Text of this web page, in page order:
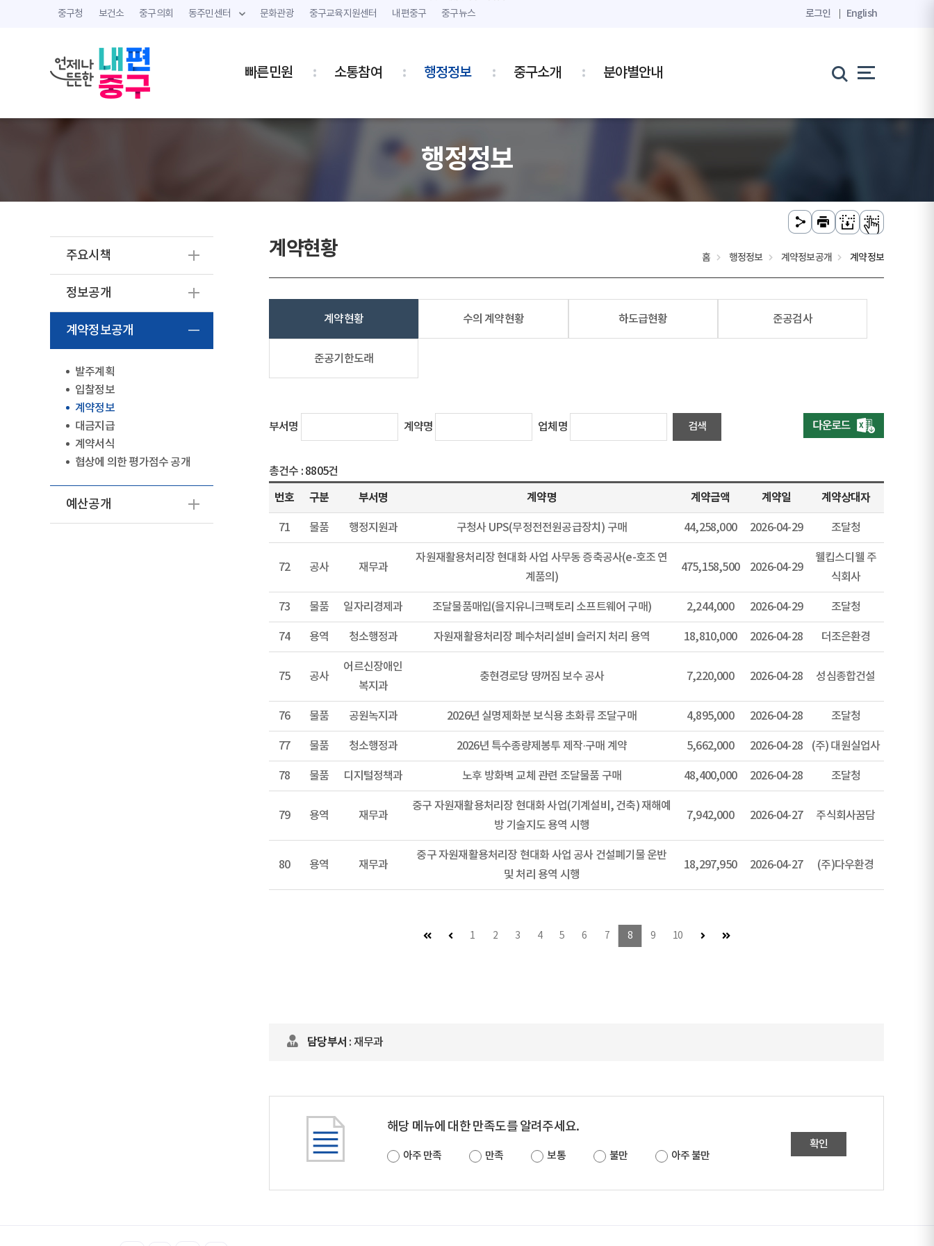
중구청 보건소 중구의회 동주민센터 문화관광 중구교육지원센터 내편중구 중구뉴스 로그인 English
빠른민원 소통참여 행정정보 중구소개 분야별안내
행정정보
주요시책
정보공개
계약정보공개
발주계획
입찰정보
계약정보
대금지급
계약서식
협상에 의한 평가점수 공개
예산공개
계약현황 홈 행정정보 계약정보공개 계약정보
계약현황 수의 계약현황 하도급현황 준공검사
준공기한도래
부서명 계약명 업체명
총건수 : 8805건
번호 구분 부서명 계약명 계약금액 계약일 계약상대자
71 물품 행정지원과 구청사 UPS(무정전전원공급장치) 구매 44,258,000 2026-04-29 조달청
72 공사 재무과
자원재활용처리장 현대화 사업 사무동 증축공사(e-호조 연
계품의)
475,158,500 2026-04-29
웰킵스디웰 주
식회사
73 물품 일자리경제과 조달물품매입(을지유니크팩토리 소프트웨어 구매) 2,244,000 2026-04-29 조달청
74 용역 청소행정과 자원재활용처리장 폐수처리설비 슬러지 처리 용역 18,810,000 2026-04-28 더조은환경
75 공사
어르신장애인
복지과
충현경로당 땅꺼짐 보수 공사 7,220,000 2026-04-28 성심종합건설
76 물품 공원녹지과 2026년 실명제화분 보식용 초화류 조달구매 4,895,000 2026-04-28 조달청
77 물품 청소행정과 2026년 특수종량제봉투 제작·구매 계약 5,662,000 2026-04-28 (주) 대원실업사
78 물품 디지털정책과 노후 방화벽 교체 관련 조달물품 구매 48,400,000 2026-04-28 조달청
79 용역 재무과
중구 자원재활용처리장 현대화 사업(기계설비, 건축) 재해예
방 기술지도 용역 시행
7,942,000 2026-04-27 주식회사꿈담
80 용역 재무과
중구 자원재활용처리장 현대화 사업 공사 건설폐기물 운반
및 처리 용역 시행
18,297,950 2026-04-27 (주)다우환경
첫 페이지이전 페이지 (이동불가)
1 2 3 4 5 6 7 8 9 10 다음 페이지마지막 페이지
담당부서 : 재무과
해당 메뉴에 대한 만족도를 알려주세요.
아주 만족 만족 보통 불만 아주 불만
확인